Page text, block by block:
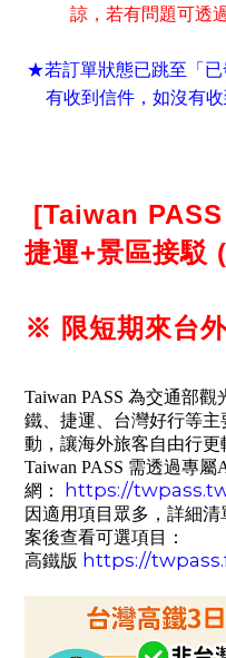
諒 ， 若有問題可透
★若訂單狀態已跳至「已
有收到信件 ， 如沒有
[Taiwan
捷運+景區接駁
※ 限短期來台
Taiwan PASS 為交通部
鐵、捷運、台灣好行等
動，讓海外旅客自由行更
Taiwan PASS 需透過專屬
網：
https://
因適用項目眾多，詳細
案後查看可選項目：
高鐵版 https://